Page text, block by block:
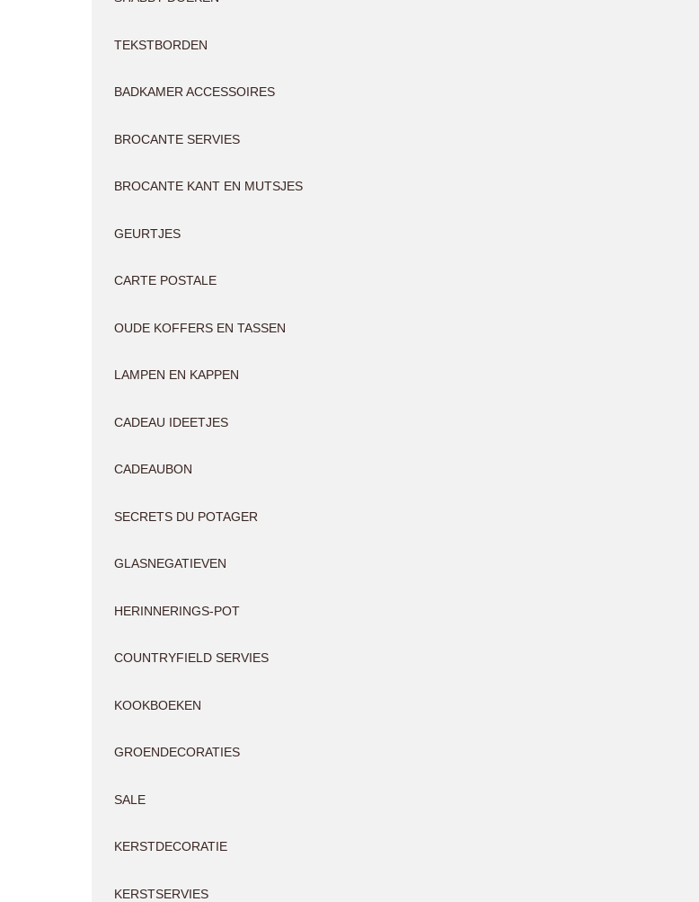
TEKSTBORDEN
BADKAMER ACCESSOIRES
BROCANTE SERVIES
BROCANTE KANT EN MUTSJES
GEURTJES
CARTE POSTALE
OUDE KOFFERS EN TASSEN
LAMPEN EN KAPPEN
CADEAU IDEETJES
CADEAUBON
SECRETS DU POTAGER
GLASNEGATIEVEN
HERINNERINGS-POT
COUNTRYFIELD SERVIES
KOOKBOEKEN
GROENDECORATIES
SALE
KERSTDECORATIE
KERSTSERVIES